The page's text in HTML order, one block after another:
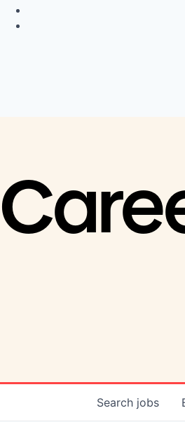
Search jobs